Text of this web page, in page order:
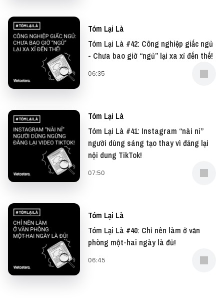
Tóm Lại Là
Tóm Lại Là #42: Công nghiệp giấc ngủ
- Chưa bao giờ “ngủ” lại xa xỉ đến thế!
06:35
Tóm Lại Là
Tóm Lại Là #41: Instagram “nài nỉ”
người dùng sáng tạo thay vì đăng lại
nội dung TikTok!
07:50
Tóm Lại Là
Tóm Lại Là #40: Chỉ nên làm ở văn
phòng một-hai ngày là đủ!
06:45